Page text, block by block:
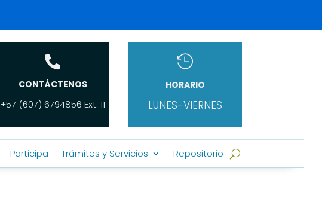

CONTÁCTENOS
+57 (607) 6794856 Ext: 11

HORARIO
LUNES-VIERNES
Participa Trámites y Servicios Repositorio